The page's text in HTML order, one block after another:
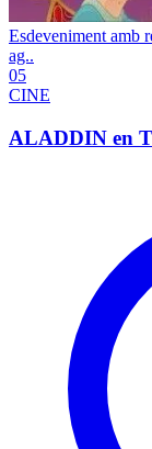
Esdeveniment amb
ag..
05
CINE
ALADDIN en